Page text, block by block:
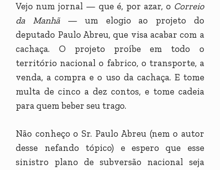
Vejo num jornal — que é, por azar, o Correio
da Manhã— um elogio ao projeto do
deputado Paulo Abreu, que visa acabar com a
cachaça. O projeto proíbe em todo o
território nacional o fabrico, o transporte, a
venda, a compra e o uso da cachaça. E tome
multa de cinco a dez contos, e tome cadeia
para quem beber seu trago.
Não conheço o Sr. Paulo Abreu (nem o autor
desse nefando tópico) e espero que esse
sinistro plano de subversão nacional seja